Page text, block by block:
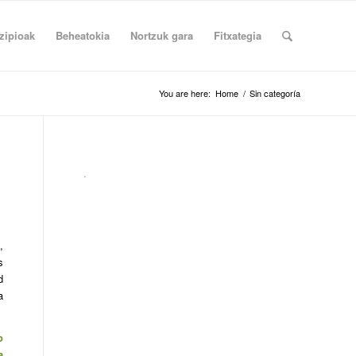
Beheatokia Nortzuk gara Fitxategia
You are here: Home / Sin categoría
.